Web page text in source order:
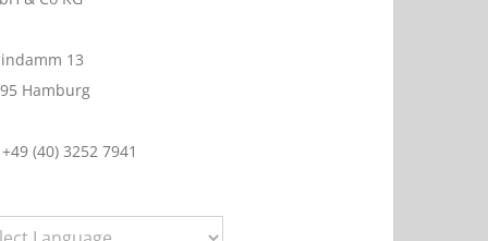
13
Hamburg
(40) 3252 7941